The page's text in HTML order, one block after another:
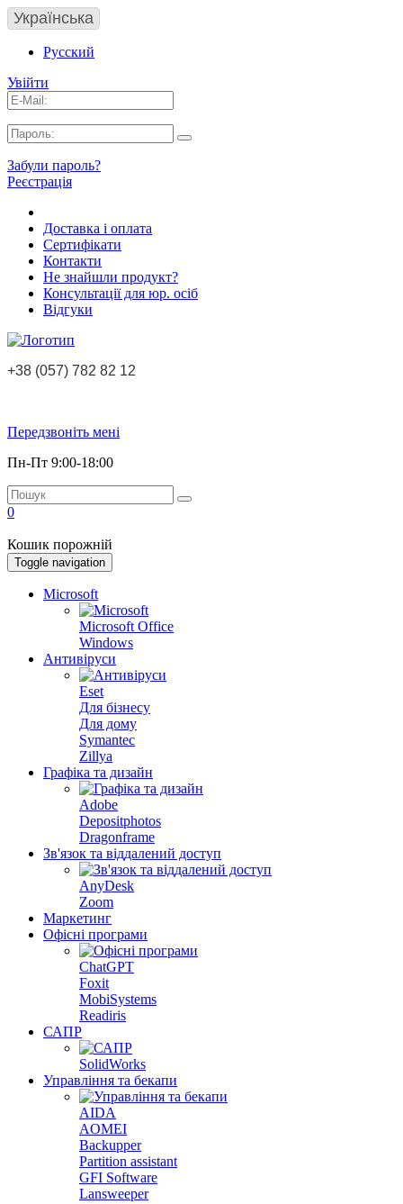
Українська
Русский
Увійти
Забули пароль?
Реєстрація
Доставка і оплата
Сертифікати
Контакти
Не знайшли продукт?
Консультації для юр. осіб
Відгуки
+38 (057) 782 82 12
Передзвоніть мені
Пн-Пт 9:00-18:00
0
Кошик порожній
Toggle navigation
Microsoft
Microsoft Office
Windows
Антивіруси
Eset
Для бізнесу
Для дому
Symantec
Zillya
Графіка та дизайн
Adobe
Depositphotos
Dragonframe
Зв'язок та віддалений доступ
AnyDesk
Zoom
Маркетинг
Офісні програми
ChatGPT
Foxit
MobiSystems
Readiris
САПР
SolidWorks
Управління та бекапи
AIDA
AOMEI
Backupper
Partition assistant
GFI Software
Lansweeper